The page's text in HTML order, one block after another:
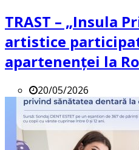
TRAST – „Insula
artistice
apartenenței la
20/05/2026